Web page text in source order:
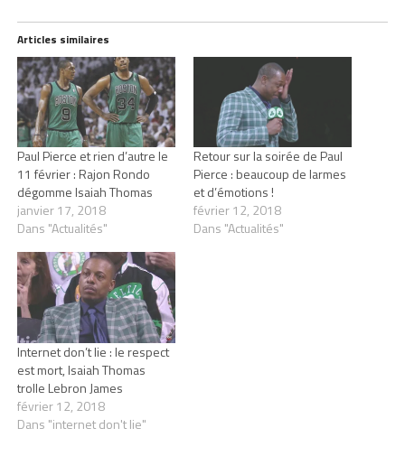
Articles similaires
Paul Pierce et rien d’autre le
11 février : Rajon Rondo
dégomme Isaiah Thomas
janvier 17, 2018
Dans "Actualités"
Retour sur la soirée de Paul
Pierce : beaucoup de larmes
et d’émotions !
février 12, 2018
Dans "Actualités"
Internet don’t lie : le respect
est mort, Isaiah Thomas
trolle Lebron James
février 12, 2018
Dans "internet don't lie"